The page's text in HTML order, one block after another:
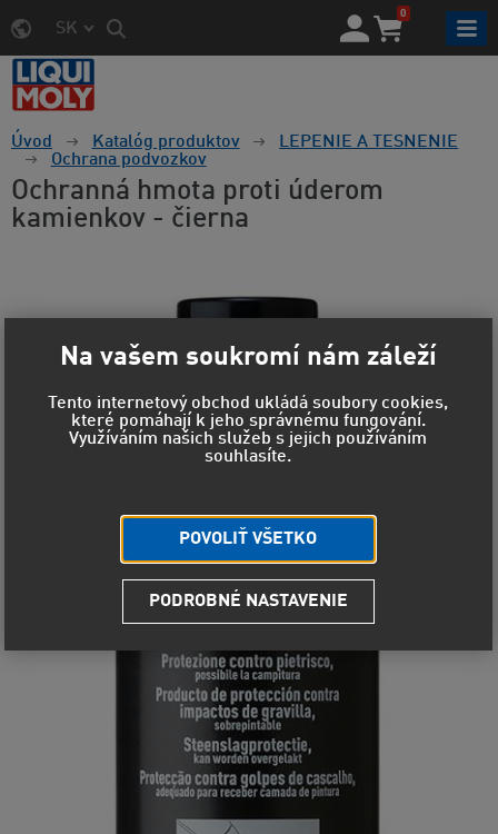
SK
0
Úvod Katalóg produktov
LEPENIE A TESNENIE
Ochrana podvozkov
Ochranná hmota proti úderom
kamienkov - čierna
Na vašem soukromí nám záleží
Tento internetový obchod ukládá soubory cookies,
které pomáhají k jeho správnému fungování.
Využíváním našich služeb s jejich používáním
souhlasíte.
POVOLIŤ VŠETKO
PODROBNÉ NASTAVENIE